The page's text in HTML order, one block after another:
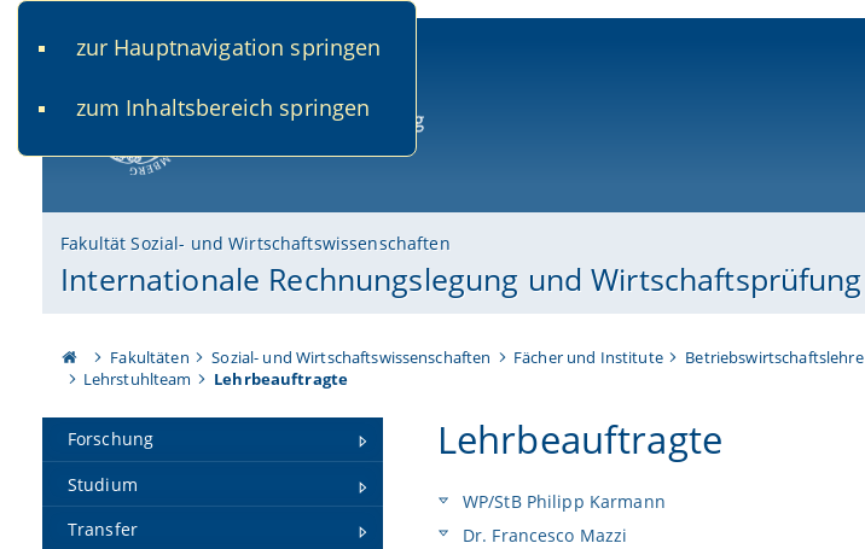
zur Hauptnavigation springen
zum Inhaltsbereich springen
Fakultät Sozial- und Wirtschaftswissenschaften
Internationale Rechnungslegung und Wirtschaftsprüfung
Fakultäten Sozial- und Wirtschaftswissenschaften Fächer und Institute Betriebswirtschaftslehre
Lehrstuhlteam
Lehrbeauftragte
Forschung
Studium
Transfer
Lehrbeauftragte
WP/StB Philipp Karmann
Dr. Francesco Mazzi